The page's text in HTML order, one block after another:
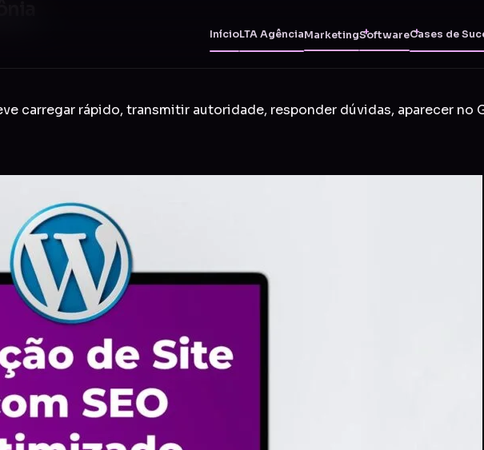
InícioLTA AgênciaMarketingSoftwareCases de
carregar rápido, transmitir autoridade, responder dúvidas, aparecer